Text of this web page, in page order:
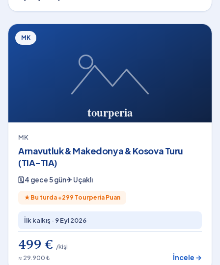
MK
MK
Arnavutluk & Makedonya & Kosova Turu
(TIA-TIA)
🗓4 gece 5 gün✈Uçaklı
★ Bu turda +299 Tourperia Puan
İlk kalkış · 9 Eyl 2026
499 € /kişi
≈ 29.900 ₺
İncele →